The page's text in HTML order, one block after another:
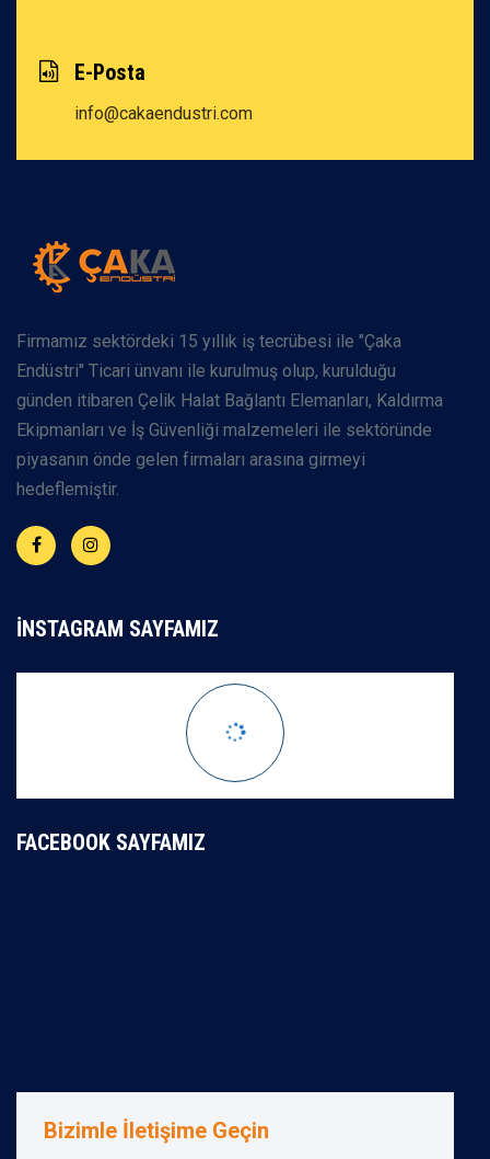
E-Posta
info@cakaendustri.com
Firmamız sektördeki 15 yıllık iş tecrübesi ile "Çaka
Endüstri" Ticari ünvanı ile kurulmuş olup, kurulduğu
günden itibaren Çelik Halat Bağlantı Elemanları, Kaldırma
Ekipmanları ve İş Güvenliği malzemeleri ile sektöründe
piyasanın önde gelen firmaları arasına girmeyi
hedeflemiştir.
İNSTAGRAM SAYFAMIZ
FACEBOOK SAYFAMIZ
Bizimle İletişime Geçin